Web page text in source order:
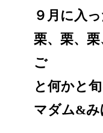
９月に入っ
栗、栗、
ご
と何かと
マダム&み